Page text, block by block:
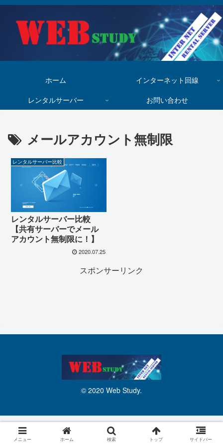
ホーム
インターネット回線
レンタルサーバー
お問い合わせ
メールアカウント無制限
レンタルサーバー比較
レンタルサーバー比較
【共有サーバーでメール
アカウント無制限に！】
2020.07.25
スポンサーリンク
© 2020 Web Study.
メニュー ホーム 検索 トップ サイドバー